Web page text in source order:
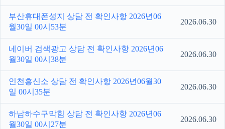
부산휴대폰성지 상담 전 확인사항 2026년06
월30일 00시53분
2026.06.30
네이버 검색광고 상담 전 확인사항 2026년06
월30일 00시38분
2026.06.30
인천흥신소 상담 전 확인사항 2026년06월30
일 00시35분
2026.06.30
하남하수구막힘 상담 전 확인사항 2026년06
월30일 00시27분
2026.06.30